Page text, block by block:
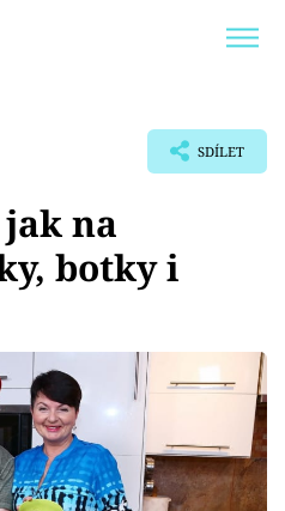
SDÍLET
na
botky i